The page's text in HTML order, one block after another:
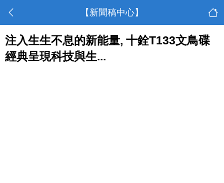
【新聞稿中心】
注入生生不息的新能量, 十銓T133文鳥碟
經典呈現科技與生...